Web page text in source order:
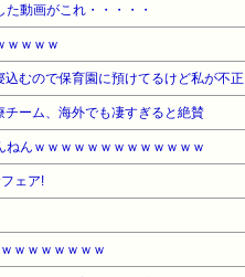
た動画がこれ・・・・・
ｗｗｗｗ
ーム、海外でも凄すぎると絶賛
ねんｗｗｗｗｗｗｗｗｗｗｗｗｗ
ェア!
ｗｗｗｗｗｗｗ